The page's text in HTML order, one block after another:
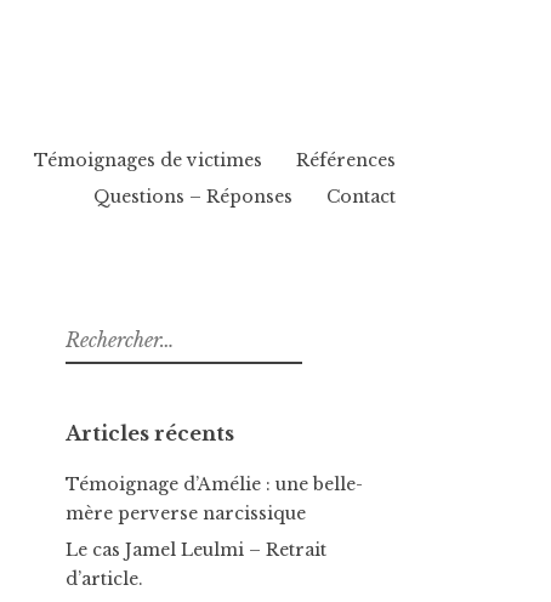
Témoignages de victimes
Références
Questions – Réponses
Contact
Rechercher :
Articles récents
Témoignage d’Amélie : une belle-
mère perverse narcissique
Le cas Jamel Leulmi – Retrait
d’article.